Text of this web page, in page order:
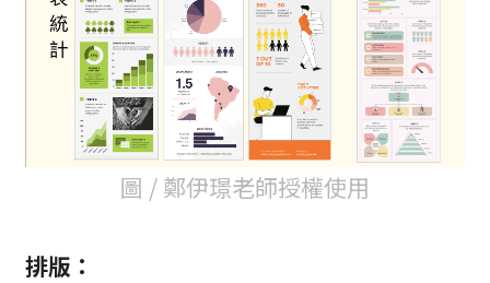
圖 / 鄭伊璟老師授權使用
排版：